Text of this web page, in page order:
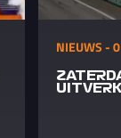
NIEUWS -